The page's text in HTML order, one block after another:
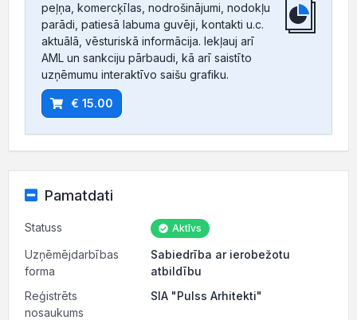
peļņa, komercķīlas, nodrošinājumi, nodokļu
parādi, patiesā labuma guvēji, kontakti u.c.
aktuālā, vēsturiskā informācija. Iekļauj arī
AML un sankciju pārbaudi, kā arī saistīto
uzņēmumu interaktīvo saišu grafiku.
€ 15.00
Pamatdati
Statuss Aktīvs
Uzņēmējdarbības
forma
Sabiedrība ar ierobežotu
atbildību
Reģistrēts
nosaukums
SIA "Pulss Arhitekti"